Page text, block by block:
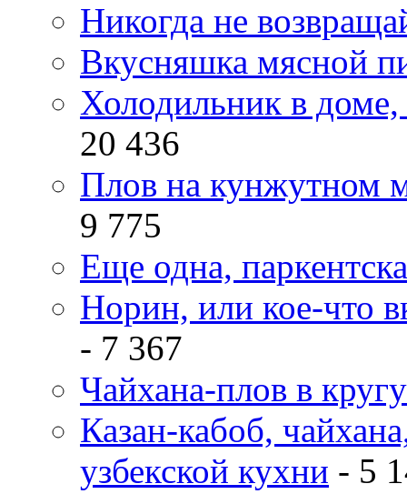
Никогда не
Вкусняшка мясной
Холодильник в доме,
20 436
Плов на кунжутном
9 775
Еще одна,
Норин, или кое-что
- 7 367
Чайхана-плов в
Казан-кабоб,
узбекской кухни - 5